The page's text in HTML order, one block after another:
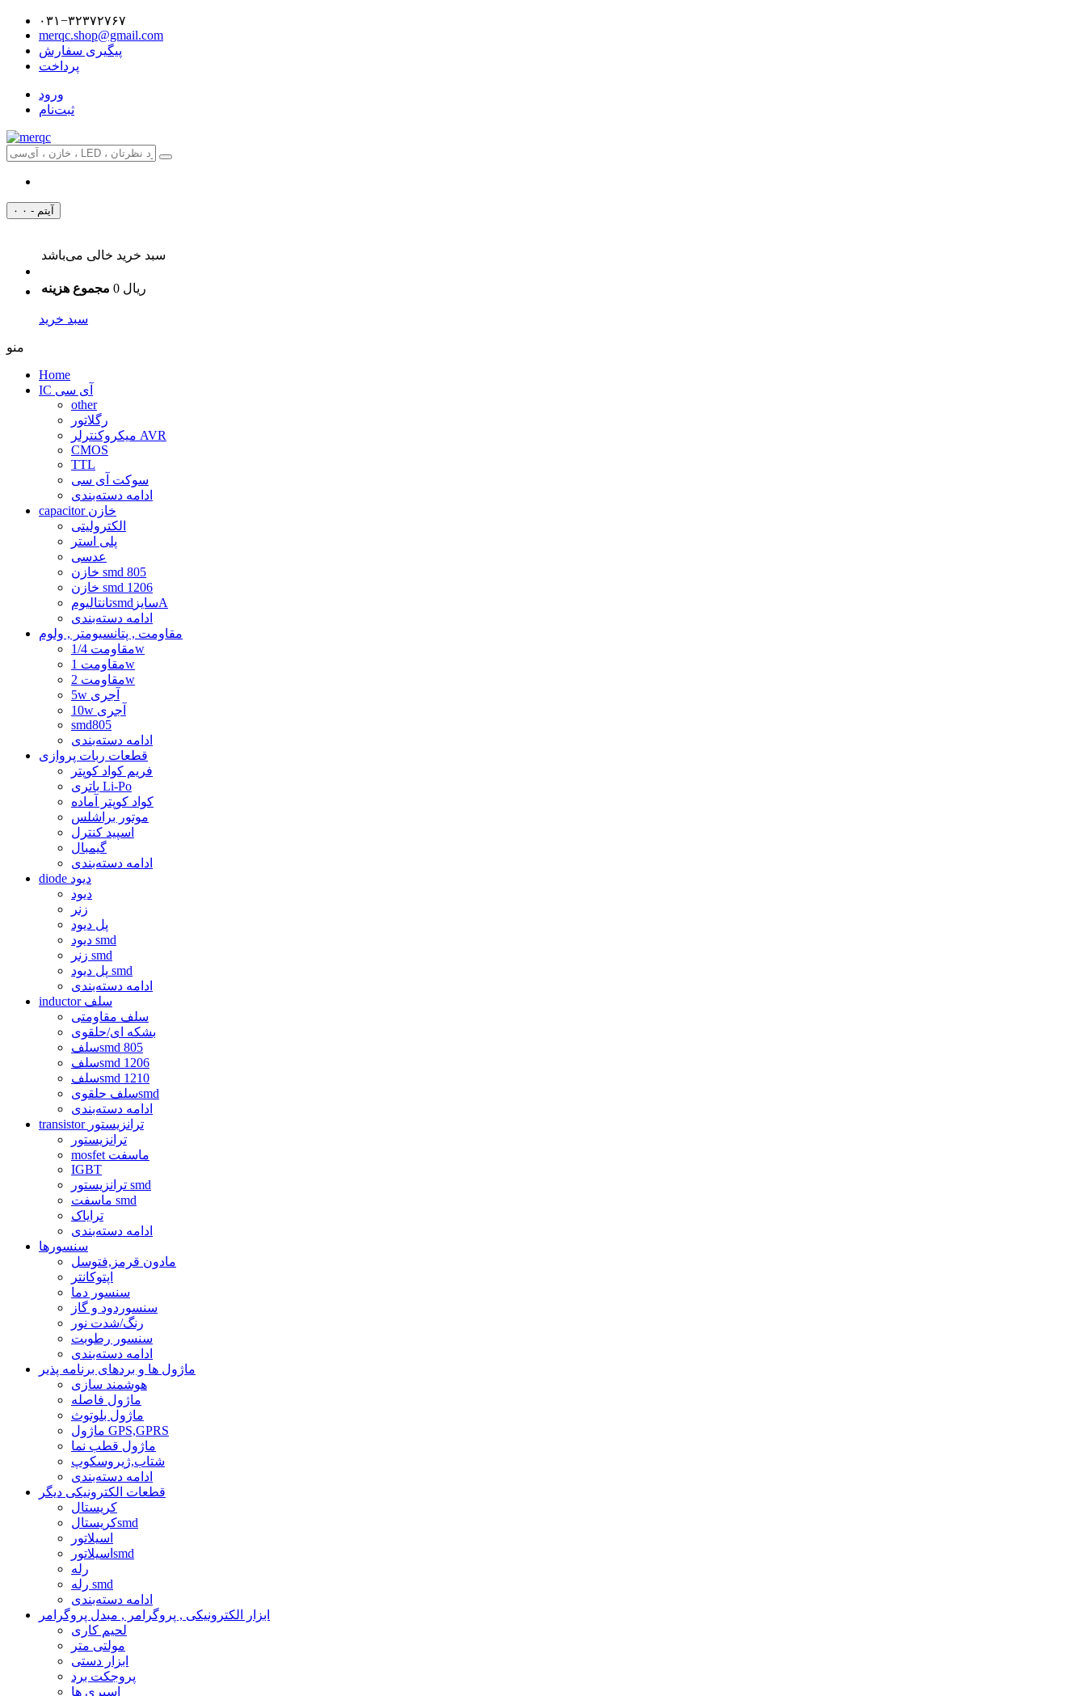
۰۳۱−۳۲۳۷۲۷۶۷
merqc.shop@gmail.com
پیگیری سفارش
پرداخت
ورود
ثبت‌نام
۰ آیتم - ۰
سبد خرید خالی می‌باشد
مجموع هزینه 0 ریال
سبد خرید
منو
Home
IC آی سی
other
رگلاتور
میکروکنترلر AVR
CMOS
TTL
سوکت آی سی
ادامه دسته‌بندی
capacitor خازن
الکترولیتی
پلی استر
عدسی
خازن smd 805
خازن smd 1206
تانتالیومsmdسایزA
ادامه دسته‌بندی
مقاومت , پتانسیومتر , ولوم
مقاومت 1/4w
مقاومت 1w
مقاومت 2w
5w آجری
10w آجری
smd805
ادامه دسته‌بندی
قطعات ربات پروازی
فریم کواد کوپتر
باتری Li-Po
کواد کوپتر آماده
موتور براشلس
اسپید کنترل
گیمبال
ادامه دسته‌بندی
diode دیود
دیود
زنر
پل دیود
دیود smd
زنر smd
پل دیود smd
ادامه دسته‌بندی
inductor سلف
سلف مقاومتی
بشکه ای/حلقوی
سلفsmd 805
سلفsmd 1206
سلفsmd 1210
سلف حلقویsmd
ادامه دسته‌بندی
transistor ترانزیستور
ترانزیستور
mosfet ماسفت
IGBT
ترانزیستور smd
ماسفت smd
ترایاک
ادامه دسته‌بندی
سنسورها
مادون قرمز,فتوسل
اپتوکانتر
سنسور دما
سنسوردود و گاز
رنگ/شدت نور
سنسور رطوبت
ادامه دسته‌بندی
ماژول ها و بردهای برنامه پذیر
هوشمند سازی
ماژول فاصله
ماژول بلوتوث
ماژول GPS,GPRS
ماژول قطب نما
شتاب,ژیروسکوپ
ادامه دسته‌بندی
قطعات الکترونیکی دیگر
کریستال
کریستالsmd
اسیلاتور
اسیلاتورsmd
رله
رله smd
ادامه دسته‌بندی
ابزار الکترونیکی , پروگرامر , مبدل پروگرامر
لحیم کاری
مولتی متر
ابزار دستی
پروجکت برد
اسپری ها